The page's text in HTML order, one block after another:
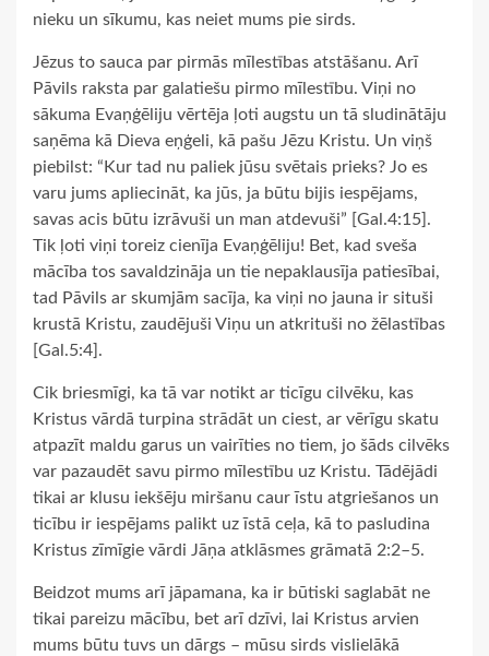
nieku un sīkumu, kas neiet mums pie sirds.
Jēzus to sauca par pirmās mīlestības atstāšanu. Arī
Pāvils raksta par galatiešu pirmo mīlestību. Viņi no
sākuma Evaņģēliju vērtēja ļoti augstu un tā sludinātāju
saņēma kā Dieva eņģeli, kā pašu Jēzu Kristu. Un viņš
piebilst: “Kur tad nu paliek jūsu svētais prieks? Jo es
varu jums apliecināt, ka jūs, ja būtu bijis iespējams,
savas acis būtu izrāvuši un man atdevuši” [Gal.4:15].
Tik ļoti viņi toreiz cienīja Evaņģēliju! Bet, kad sveša
mācība tos savaldzināja un tie nepaklausīja patiesībai,
tad Pāvils ar skumjām sacīja, ka viņi no jauna ir situši
krustā Kristu, zaudējuši Viņu un atkrituši no žēlastības
[Gal.5:4].
Cik briesmīgi, ka tā var notikt ar ticīgu cilvēku, kas
Kristus vārdā turpina strādāt un ciest, ar vērīgu skatu
atpazīt maldu garus un vairīties no tiem, jo šāds cilvēks
var pazaudēt savu pirmo mīlestību uz Kristu. Tādējādi
tikai ar klusu iekšēju miršanu caur īstu atgriešanos un
ticību ir iespējams palikt uz īstā ceļa, kā to pasludina
Kristus zīmīgie vārdi Jāņa atklāsmes grāmatā 2:2–5.
Beidzot mums arī jāpamana, ka ir būtiski saglabāt ne
tikai pareizu mācību, bet arī dzīvi, lai Kristus arvien
mums būtu tuvs un dārgs – mūsu sirds vislielākā